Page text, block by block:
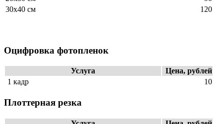
30х40 см
120
Оцифровка фотопленок
Услуга
Цена, рублей
1 кадр
10
Плоттерная резка